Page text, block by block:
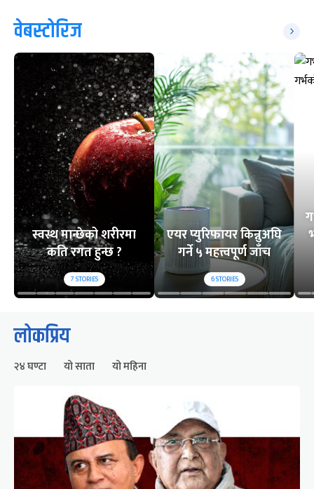
वेबस्टोरिज
स्वस्थ मान्छेको शरीरमा
कति रगत हुन्छ ?
7STORIES
एयर प्युरिफायर किन्नुअघि
गर्ने ५ महत्त्वपूर्ण जाँच
6STORIES
लोकप्रिय
२४ घण्टा यो साता यो महिना